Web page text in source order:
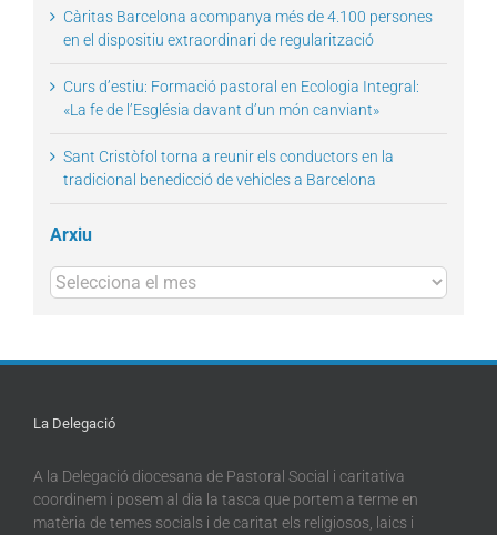
Càritas Barcelona acompanya més de 4.100 persones
en el dispositiu extraordinari de regularització
Curs d’estiu: Formació pastoral en Ecologia Integral:
«La fe de l’Església davant d’un món canviant»
Sant Cristòfol torna a reunir els conductors en la
tradicional benedicció de vehicles a Barcelona
Arxiu
Arxius
La Delegació
A la Delegació diocesana de Pastoral Social i caritativa
coordinem i posem al dia la tasca que portem a terme en
matèria de temes socials i de caritat els religiosos, laics i